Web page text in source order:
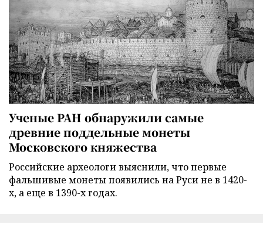
Ученые РАН обнаружили самые
древние поддельные монеты
Московского княжества
Российские археологи выяснили, что первые
фальшивые монеты появились на Руси не в 1420-
х, а еще в 1390-х годах.